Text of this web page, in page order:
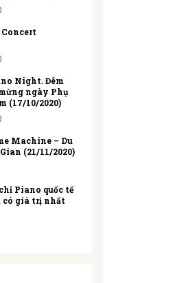
Night. Đêm
ngày Phụ
(17/10/2020)
Machine – Du
(21/11/2020)
Piano quốc tế
có giá trị nhất